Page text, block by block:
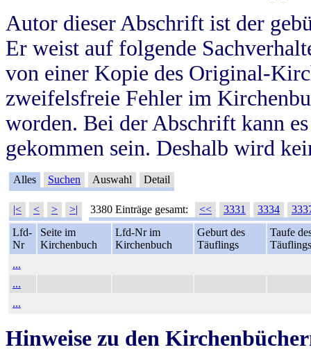
Autor dieser Abschrift ist der
Er weist auf folgende
von einer Kopie des Original-
zweifelsfreie Fehler im
worden. Bei der Abschrift kann
gekommen sein. Deshalb wird
Alles Suchen Auswahl Detail
|< < > >| 3380 Einträge gesamt: << 3331 3334
Lfd-
Nr
Seite im
Kirchenbuch
Lfd-Nr im
Kirchenbuch
Geburt des
Täuflings
Taufe
Täuflings
...
...
...
Hinweise zu den